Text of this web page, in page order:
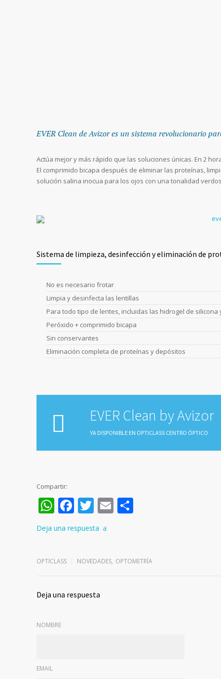
EVER Clean de Avizor es un sistema revolucionario
Actúa mejor y más rápido que las soluciones únicas. En 2
El comprimido bicapa después de eliminar las proteínas,
solución salina inocua para los ojos con una tonalidad
Sistema de limpieza, desinfección y eliminación de
No es necesario frotar
Limpia y desinfecta las lentillas
Para todo tipo de lentes, incluidas las hidrogel de silicona
Peróxido + comprimido bicapa
Sin conservantes
Eliminación completa de proteínas y depósitos
EVER Clean by Avizor
YA DISPONIBLE EN OPTICLASS CENTRO ÓPTICO
Compartir:
WhatsApp
Facebook
Twitter
Email
Deja una respuesta
OPTICLASS NOVEDADES, OPTOMETRÍA
Deja una respuesta
NOMBRE
EMAIL